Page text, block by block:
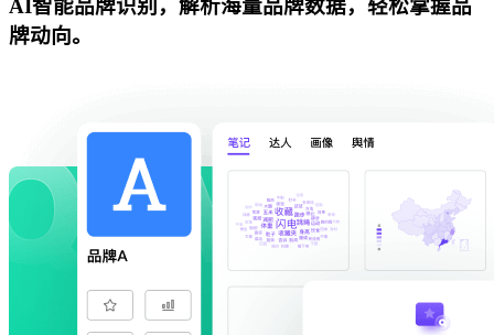
AI智能品牌识别，解析海量品牌数据，轻松掌握品
牌动向。